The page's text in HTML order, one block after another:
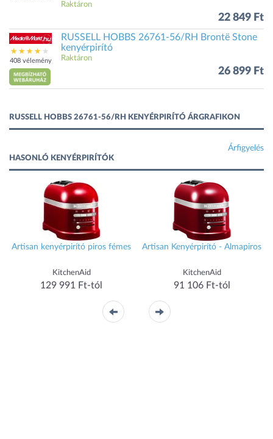
Raktáron
22 849 Ft
408 vélemény
RUSSELL HOBBS 26761-56/RH Brontë Stone
kenyérpirító
Raktáron
26 899 Ft
RUSSELL HOBBS 26761-56/RH KENYÉRPIRÍTÓ ÁRGRAFIKON
Árfigyelés
HASONLÓ KENYÉRPIRÍTÓK
Artisan kenyérpirító piros fémes
KitchenAid
129 991 Ft-tól
Artisan Kenyérpirító - Almapiros
KitchenAid
91 106 Ft-tól